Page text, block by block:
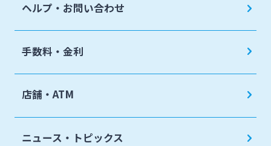
ヘルプ・お問い合わせ
手数料・金利
店舗・ATM
ニュース・トピックス